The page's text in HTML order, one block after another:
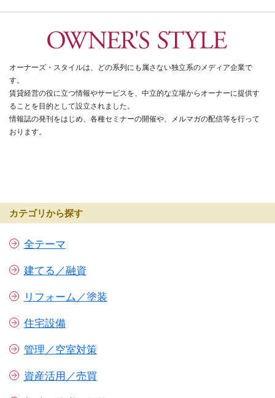
オーナーズ・スタイルは、どの系列にも属さない独立系のメディア企業で
す。
賃貸経営の役に立つ情報やサービスを、中立的な立場からオーナーに提供す
ることを目的として設立されました。
情報誌の発刊をはじめ、各種セミナーの開催や、メルマガの配信等を行って
おります。
カテゴリから探す
全テーマ
建てる／融資
リフォーム／塗装
住宅設備
管理／空室対策
資産活用／売買